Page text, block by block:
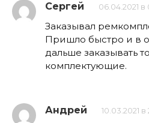
Сергей 06.04.2021 в
Заказывал
Пришло быстро и в
дальше заказывать
комплектующие.
Андрей 10.03.2021 в